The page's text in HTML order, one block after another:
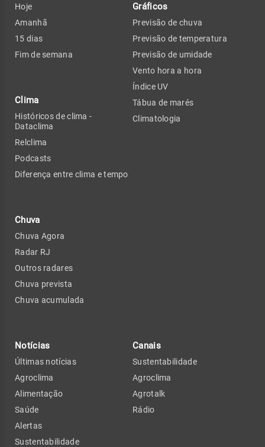
Hoje
Amanhã
15 dias
Fim de semana
Clima
Históricos de clima -
Dataclima
Relclima
Podcasts
Diferença entre clima e tempo
Chuva
Chuva Agora
Radar RJ
Outros radares
Chuva prevista
Chuva acumulada
Gráficos
Previsão de chuva
Previsão de temperatura
Previsão de umidade
Vento hora a hora
Índice UV
Tábua de marés
Climatologia
Notícias
Últimas notícias
Agroclima
Alimentação
Saúde
Alertas
Sustentabilidade
Canais
Sustentabilidade
Agroclima
Agrotalk
Rádio